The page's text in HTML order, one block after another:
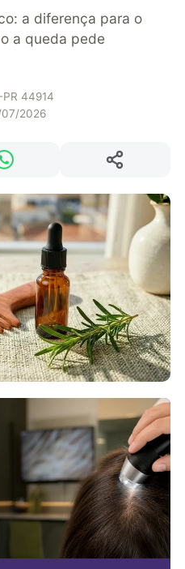
a diferença para o
a queda pede
PR 44914
07/2026
Compartilhar no WhatsApp
Compartilhar